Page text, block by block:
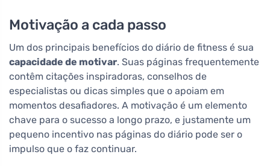
Motivação a cada passo
Um dos principais benefícios do diário de fitness é sua
capacidade de motivar. Suas páginas frequentemente
contêm citações inspiradoras, conselhos de
especialistas ou dicas simples que o apoiam em
momentos desafiadores. A motivação é um elemento
chave para o sucesso a longo prazo, e justamente um
pequeno incentivo nas páginas do diário pode ser o
impulso que o faz continuar.